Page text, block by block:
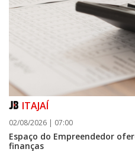
ITAJAÍ
02/08/2026 | 07:00
Espaço do Empreendedor
finanças